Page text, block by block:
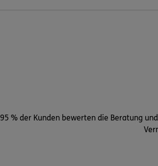
95 % der Kunden bewerten die Beratung